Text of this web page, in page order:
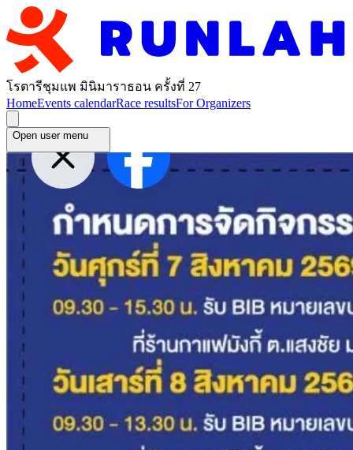
โรตารีชุมแพ มินิมาราธอน ครั้งที่ 27
HomeEvents calendarRace resultsFor Organizers
Open user menu